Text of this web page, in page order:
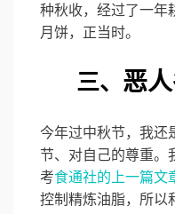
种秋收，经过了一年
月饼，正当时。
三、 恶
今年过中秋节，我还
节、对自己的尊重。
考食通社的上一篇文
控制精炼油脂，所以